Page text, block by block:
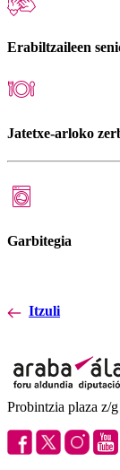
Erabiltzaileen
Jatetxe-arloko
Garbitegia
Itzuli
Probintzia plaza z/